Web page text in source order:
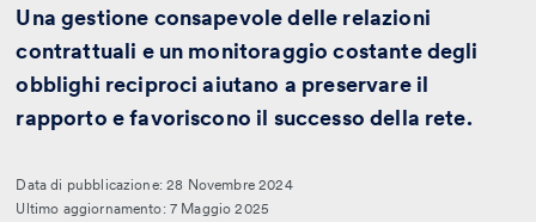
Una gestione consapevole delle relazioni
contrattuali e un monitoraggio costante degli
obblighi reciproci aiutano a preservare il
rapporto e favoriscono il successo della rete.
Data di pubblicazione: 28 Novembre 2024
Ultimo aggiornamento: 7 Maggio 2025